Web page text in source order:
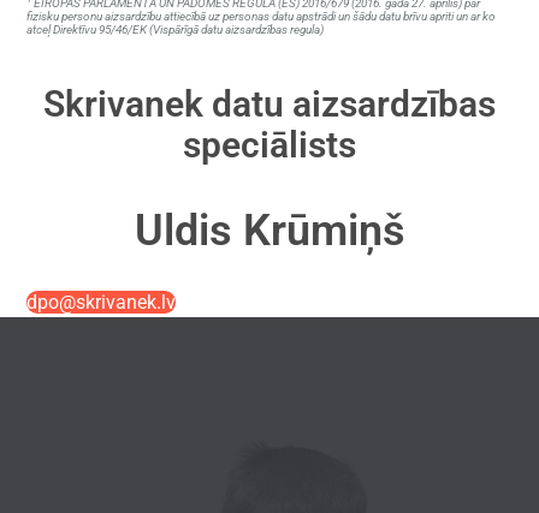
EIROPAS PARLAMENTA UN PADOMES REGULA (ES) 2016/679 (2016. gada 27. aprīlis) par
fizisku personu aizsardzību attiecībā uz personas datu apstrādi un šādu datu brīvu apriti un ar ko
atceļ Direktīvu 95/46/EK (Vispārīgā datu aizsardzības regula)
Skrivanek datu aizsardzības
speciālists
Uldis Krūmiņš
dpo@skrivanek.lv